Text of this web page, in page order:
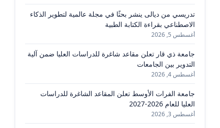
تدريسي من ديالى ينشر بحثًا في مجلة عالمية لتطوير الذكاء
الاصطناعي بقراءة الكتابة الطبية
أغسطس 5, 2026
جامعة ذي قار تعلن مقاعد شاغرة للدراسات العليا ضمن آلية
التدوير بين الجامعات
أغسطس 4, 2026
جامعة الفرات الأوسط تعلن المقاعد الشاغرة للدراسات
العليا للعام 2026-2027
أغسطس 3, 2026